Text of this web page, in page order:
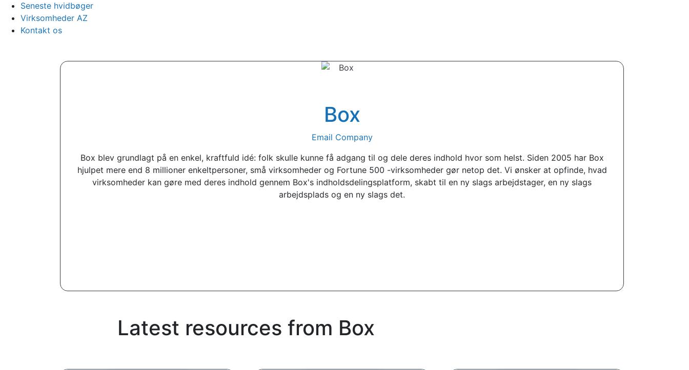
Seneste hvidbøger
Virksomheder AZ
Kontakt os
Box
Email Company
Box blev grundlagt på en enkel, kraftfuld idé: folk skulle kunne få adgang til og dele deres indhold hvor som helst. Siden 2005 har Box
hjulpet mere end 8 millioner enkeltpersoner, små virksomheder og Fortune 500 -virksomheder gør netop det. Vi ønsker at opfinde, hvad
virksomheder kan gøre med deres indhold gennem Box's indholdsdelingsplatform, skabt til en ny slags arbejdstager, en ny slags
arbejdsplads og en ny slags det.
Latest resources from Box